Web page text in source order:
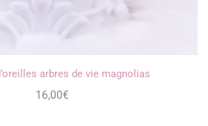
arbres de vie magnolias
16,00€